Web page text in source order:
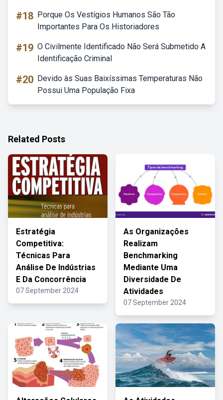
#18 Porque Os Vestígios Humanos São Tão
Importantes Para Os Historiadores
#19 O Civilmente Identificado Não Será Submetido A
Identificação Criminal
#20 Devido às Suas Baixíssimas Temperaturas Não
Possui Uma População Fixa
Related Posts
Estratégia
Competitiva:
Técnicas Para
Análise De Indústrias
E Da Concorrência
07 September 2024
As Organizações
Realizam
Benchmarking
Mediante Uma
Diversidade De
Atividades
07 September 2024